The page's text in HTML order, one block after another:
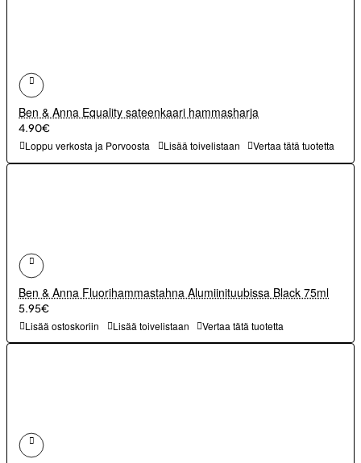
Ben & Anna Equality sateenkaari hammasharja
4.90€
Loppu verkosta ja Porvoosta Lisää toivelistaan Vertaa tätä tuotetta
Ben & Anna Fluorihammastahna Alumiinituubissa Black 75ml
5.95€
Lisää ostoskoriin Lisää toivelistaan Vertaa tätä tuotetta